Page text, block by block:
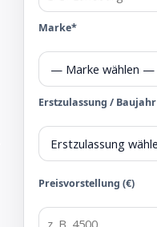
Marke*
Erstzulassung / Baujahr
Preisvorstellung (€)